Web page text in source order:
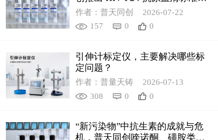
质
作者：普天同创
2026-07-22
157
0 0
引伸计标定仪，主要解决哪些标
定问题？
作者：普量天铸
2026-07-13
308
0 0
“新污染物”中抗生素的成就与危
机，普天同创喹诺酮、磺胺类质